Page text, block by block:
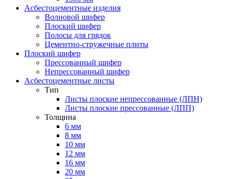
Асбестоцементные изделия
Волновой шифер
Плоский шифер
Полосы для грядок
Цементно-стружечные плиты
Плоский шифер
Прессованный шифер
Непрессованный шифер
Асбестоцементные листы
Тип
Листы плоские непрессованные (ЛПН)
Листы плоские прессованные (ЛПП)
Толщина
6 мм
8 мм
10 мм
12 мм
16 мм
20 мм